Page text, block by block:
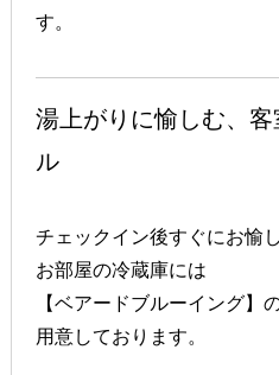
す。
湯上がりに愉しむ、
ル
チェックイン後すぐにお愉
お部屋の冷蔵庫には
【ベアードブルーイング】
用意しております。